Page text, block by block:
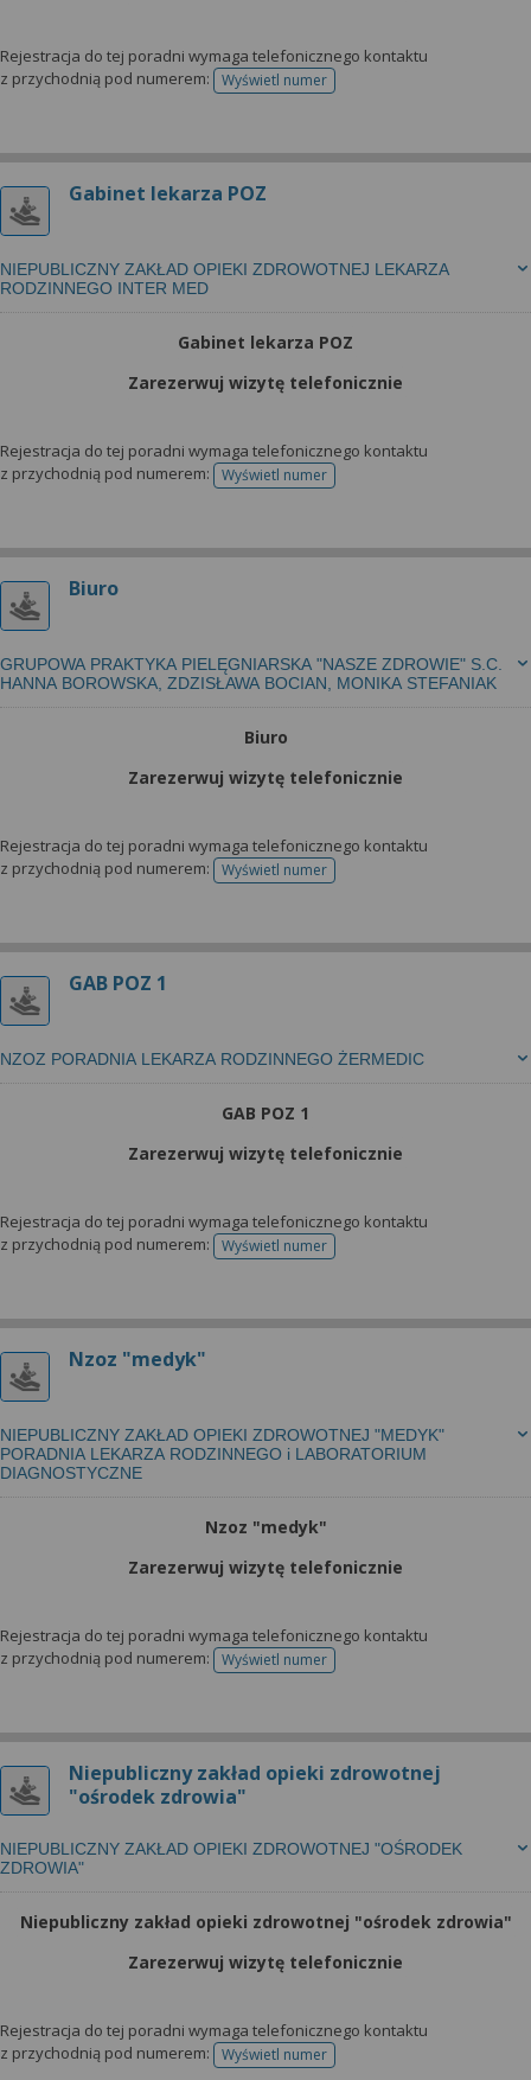
Rejestracja do tej poradni wymaga telefonicznego kontaktu
z przychodnią pod numerem:
Wyświetl numertelefonu do rejestracji
Gabinet lekarza POZ
NIEPUBLICZNY ZAKŁAD OPIEKI ZDROWOTNEJ LEKARZA
RODZINNEGO INTER MED
Gabinet lekarza POZ
Zarezerwuj wizytę telefonicznie
Rejestracja do tej poradni wymaga telefonicznego kontaktu
z przychodnią pod numerem:
Wyświetl numertelefonu do rejestracji
Biuro
GRUPOWA PRAKTYKA PIELĘGNIARSKA "NASZE ZDROWIE" S.C.
HANNA BOROWSKA, ZDZISŁAWA BOCIAN, MONIKA STEFANIAK
Biuro
Zarezerwuj wizytę telefonicznie
Rejestracja do tej poradni wymaga telefonicznego kontaktu
z przychodnią pod numerem:
Wyświetl numertelefonu do rejestracji
GAB POZ 1
NZOZ PORADNIA LEKARZA RODZINNEGO ŻERMEDIC
GAB POZ 1
Zarezerwuj wizytę telefonicznie
Rejestracja do tej poradni wymaga telefonicznego kontaktu
z przychodnią pod numerem:
Wyświetl numertelefonu do rejestracji
Nzoz "medyk"
NIEPUBLICZNY ZAKŁAD OPIEKI ZDROWOTNEJ "MEDYK"
PORADNIA LEKARZA RODZINNEGO i LABORATORIUM
DIAGNOSTYCZNE
Nzoz "medyk"
Zarezerwuj wizytę telefonicznie
Rejestracja do tej poradni wymaga telefonicznego kontaktu
z przychodnią pod numerem:
Wyświetl numertelefonu do rejestracji
Niepubliczny zakład opieki zdrowotnej
"ośrodek zdrowia"
NIEPUBLICZNY ZAKŁAD OPIEKI ZDROWOTNEJ "OŚRODEK
ZDROWIA"
Niepubliczny zakład opieki zdrowotnej "ośrodek zdrowia"
Zarezerwuj wizytę telefonicznie
Rejestracja do tej poradni wymaga telefonicznego kontaktu
z przychodnią pod numerem:
Wyświetl numertelefonu do rejestracji